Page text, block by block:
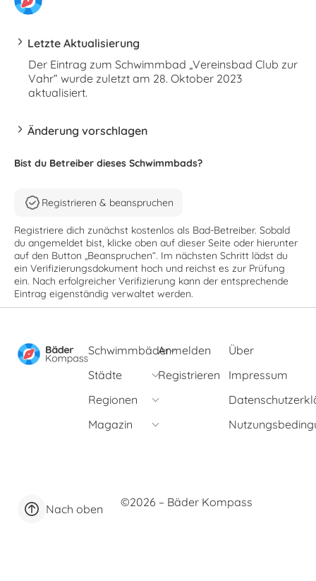
Letzte Aktualisierung
Der Eintrag zum Schwimmbad „Vereinsbad Club zur
Vahr“ wurde zuletzt am 28. Oktober 2023
aktualisiert.
Änderung vorschlagen
Bist du Betreiber dieses Schwimmbads?
Registrieren & beanspruchen
Registriere dich zunächst kostenlos als Bad-Betreiber. Sobald
du angemeldet bist, klicke oben auf dieser Seite oder hierunter
auf den Button „Beanspruchen“. Im nächsten Schritt lädst du
ein Verifizierungsdokument hoch und reichst es zur Prüfung
ein. Nach erfolgreicher Verifizierung kann der entsprechende
Eintrag eigenständig verwaltet werden.
Schwimmbäder
Städte
Regionen
Magazin
Anmelden
Registrieren
Über
Impressum
Nach oben ©2026 – Bäder Kompass